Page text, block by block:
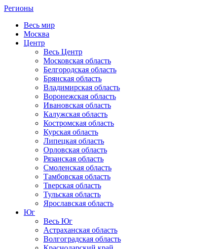
Регионы
Весь мир
Москва
Центр
Весь Центр
Московская область
Белгородская область
Брянская область
Владимирская область
Воронежская область
Ивановская область
Калужская область
Костромская область
Курская область
Липецкая область
Орловская область
Рязанская область
Смоленская область
Тамбовская область
Тверская область
Тульская область
Ярославская область
Юг
Весь Юг
Астраханская область
Волгоградская область